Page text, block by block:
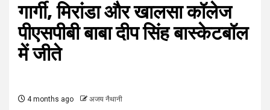
गार्गी, मिरांडा और खालसा कॉलेज
पीएसपीबी बाबा दीप सिंह बास्केटबॉल
में जीते
4 months ago अजय नैथानी